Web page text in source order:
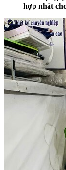
hợp nhất